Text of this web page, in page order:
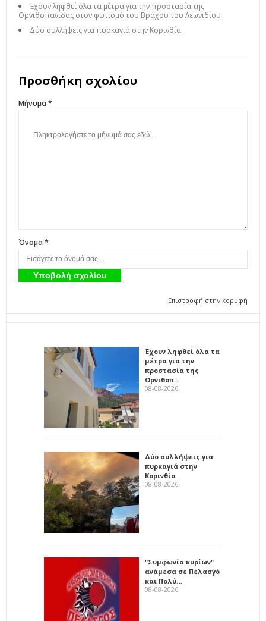
Έχουν ληφθεί όλα τα μέτρα για την προστασία της
Ορνιθοπανίδας στον φωτισμό του Βράχου του Λεωνιδίου
Δύο συλλήψεις για πυρκαγιά στην Κορινθία
Προσθήκη σχολίου
Μήνυμα *
Όνομα *
Επιστροφή στην κορυφή
Έχουν ληφθεί όλα τα
μέτρα για την
προστασία της
Ορνιθοπ…
08-08-2026
Δύο συλλήψεις για
πυρκαγιά στην
Κορινθία
08-08-2026
"Συμφωνία κυρίων"
ανάμεσα σε Πελασγό
και Πολύ…
08-08-2026